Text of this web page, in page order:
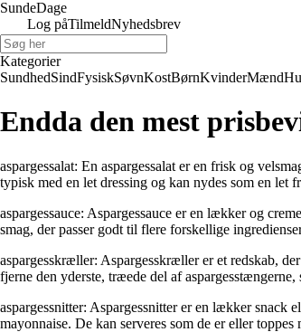
SundeDage
Log påTilmeldNyhedsbrev
Kategorier
SundhedSindFysiskSøvnKostBørnKvinderMænd
Endda den mest
aspargessalat: En aspargessalat er en frisk og
typisk med en let dressing og kan nydes som en let
aspargessauce: Aspargessauce er en lækker og
smag, der passer godt til flere forskellige
aspargesskræller: Aspargesskræller er et redskab,
fjerne den yderste, træede del af
aspargessnitter: Aspargessnitter er en lækker snack
mayonnaise. De kan serveres som de er eller